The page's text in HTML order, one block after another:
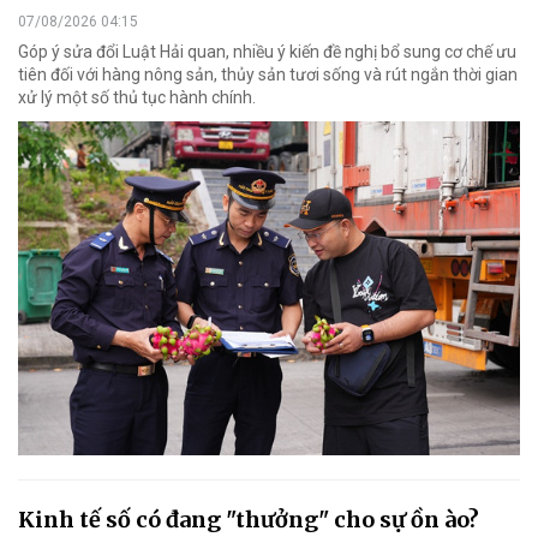
07/08/2026 04:15
Góp ý sửa đổi Luật Hải quan, nhiều ý kiến đề nghị bổ sung cơ chế ưu
tiên đối với hàng nông sản, thủy sản tươi sống và rút ngắn thời gian
xử lý một số thủ tục hành chính.
Kinh tế số có đang "thưởng" cho sự ồn ào?